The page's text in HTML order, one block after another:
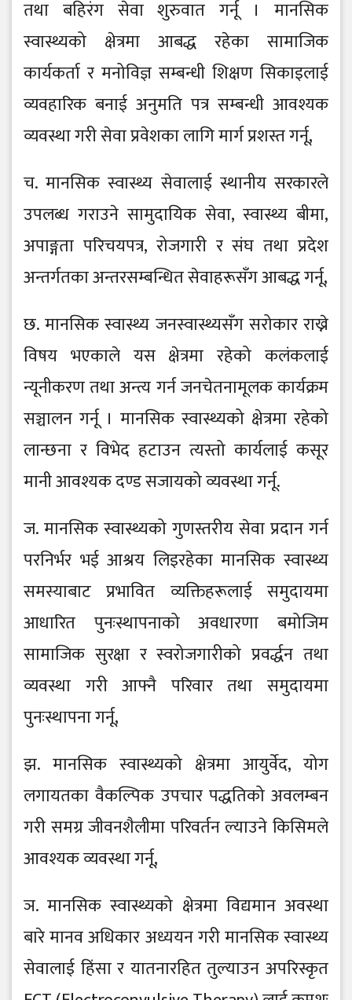
तथा बहिरंग सेवा शुरुवात गर्नू । मानसिक
स्वास्थ्यको क्षेत्रमा आबद्ध रहेका सामाजिक
कार्यकर्ता र मनोविज्ञ सम्बन्धी शिक्षण सिकाइलाई
व्यवहारिक बनाई अनुमति पत्र सम्बन्धी आवश्यक
व्यवस्था गरी सेवा प्रवेशका लागि मार्ग प्रशस्त गर्नू,
च. मानसिक स्वास्थ्य सेवालाई स्थानीय सरकारले
उपलब्ध गराउने सामुदायिक सेवा, स्वास्थ्य बीमा,
अपाङ्गता परिचयपत्र, रोजगारी र संघ तथा प्रदेश
अन्तर्गतका अन्तरसम्बन्धित सेवाहरूसँग आबद्ध गर्नू,
छ. मानसिक स्वास्थ्य जनस्वास्थ्यसँग सरोकार राख्ने
विषय भएकाले यस क्षेत्रमा रहेको कलंकलाई
न्यूनीकरण तथा अन्त्य गर्न जनचेतनामूलक कार्यक्रम
सञ्चालन गर्नू । मानसिक स्वास्थ्यको क्षेत्रमा रहेको
लान्छना र विभेद हटाउन त्यस्तो कार्यलाई कसूर
मानी आवश्यक दण्ड सजायको व्यवस्था गर्नू.
ज. मानसिक स्वास्थ्यको गुणस्तरीय सेवा प्रदान गर्न
परनिर्भर भई आश्रय लिइरहेका मानसिक स्वास्थ्य
समस्याबाट प्रभावित व्यक्तिहरूलाई समुदायमा
आधारित पुनःस्थापनाको अवधारणा बमोजिम
सामाजिक सुरक्षा र स्वरोजगारीको प्रवर्द्धन तथा
व्यवस्था गरी आफ्नै परिवार तथा समुदायमा
पुनःस्थापना गर्नू,
झ. मानसिक स्वास्थ्यको क्षेत्रमा आयुर्वेद, योग
लगायतका वैकल्पिक उपचार पद्धतिको अवलम्बन
गरी समग्र जीवनशैलीमा परिवर्तन ल्याउने किसिमले
आवश्यक व्यवस्था गर्नू,
ञ. मानसिक स्वास्थ्यको क्षेत्रमा विद्यमान अवस्था
बारे मानव अधिकार अध्ययन गरी मानसिक स्वास्थ्य
सेवालाई हिंसा र यातनारहित तुल्याउन अपरिस्कृत